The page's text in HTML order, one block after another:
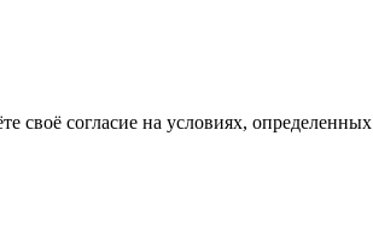
своё согласие на условиях, определенных